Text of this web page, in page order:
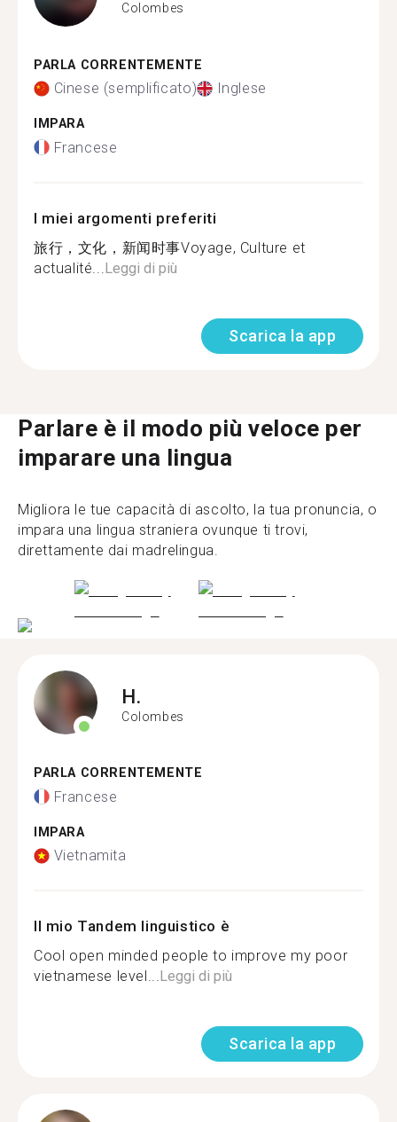
Colombes
PARLA CORRENTEMENTE
Cinese (semplificato) Inglese
IMPARA
Francese
I miei argomenti preferiti
旅行，文化，新闻时事Voyage, Culture et
actualité... Leggi di più
Scarica la app
Parlare è il modo più veloce per
imparare una lingua
Migliora le tue capacità di ascolto, la tua pronuncia, o
impara una lingua straniera ovunque ti trovi,
direttamente dai madrelingua.
H.
Colombes
PARLA CORRENTEMENTE
Francese
IMPARA
Vietnamita
Il mio Tandem linguistico è
Cool open minded people to improve my poor
vietnamese level...Leggi di più
Scarica la app